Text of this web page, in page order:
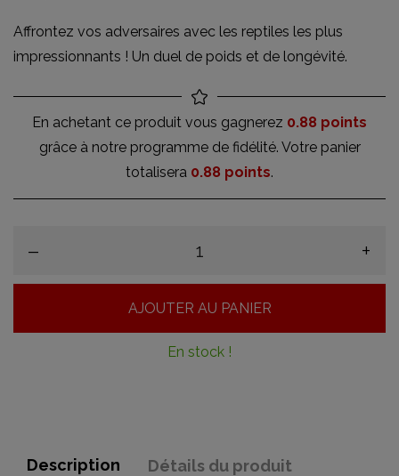
Affrontez vos adversaires avec les reptiles les plus
impressionnants ! Un duel de poids et de longévité.
En achetant ce produit vous gagnerez 0.88 points
grâce à notre programme de fidélité. Votre panier
totalisera 0.88 points.
– +
AJOUTER AU PANIER
En stock !
Description Détails du produit